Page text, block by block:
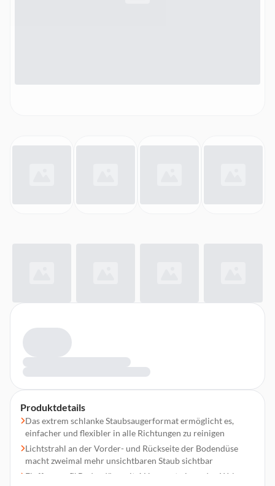
Produktdetails
Das extrem schlanke Staubsaugerformat ermöglicht es,
einfacher und flexibler in alle Richtungen zu reinigen
Lichtstrahl an der Vorder- und Rückseite der Bodendüse
macht zweimal mehr unsichtbaren Staub sichtbar
Fluffycones™ Bodendüse mit 4 Haar-entwirrenden Walzen